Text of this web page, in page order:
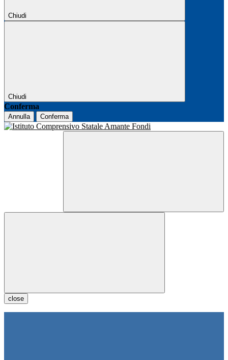
Chiudi
Chiudi
Conferma
Annulla Conferma
close